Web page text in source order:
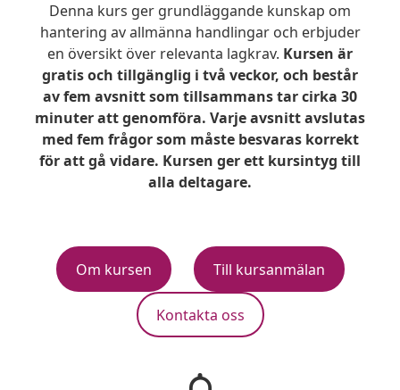
Denna kurs ger grundläggande kunskap om
hantering av allmänna handlingar och erbjuder
en översikt över relevanta lagkrav. Kursen är
gratis och tillgänglig i två veckor, och består
av fem avsnitt som tillsammans tar cirka 30
minuter att genomföra. Varje avsnitt avslutas
med fem frågor som måste besvaras korrekt
för att gå vidare. Kursen ger ett kursintyg till
alla deltagare.
Om kursen Till kursanmälan
Kontakta oss